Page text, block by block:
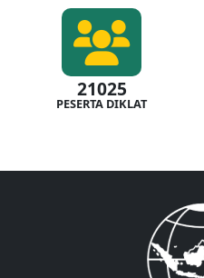
21025
PESERTA DIKLAT